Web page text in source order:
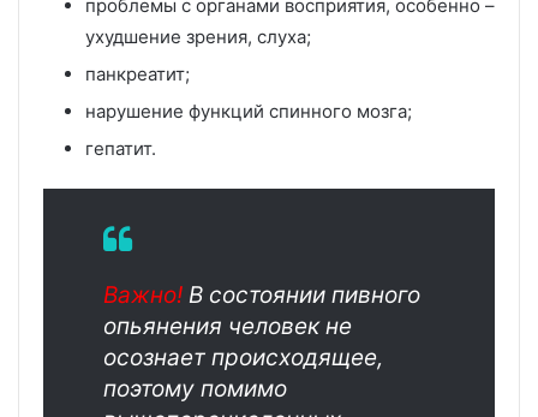
проблемы с органами восприятия, особенно –
ухудшение зрения, слуха;
панкреатит;
нарушение функций спинного мозга;
гепатит.
Важно! В состоянии пивного
опьянения человек не
осознает происходящее,
поэтому помимо